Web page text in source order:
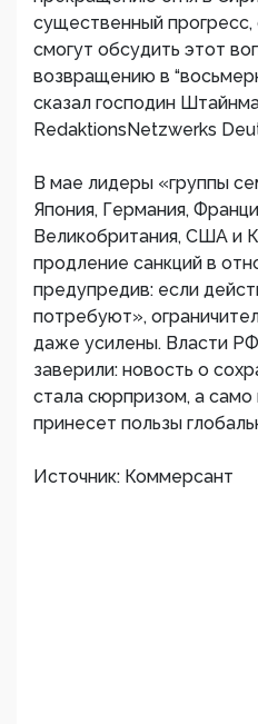
существенный прогресс,
смогут обсудить этот
возвращению в
сказал господин
RedaktionsNetzwerks
В мае лидеры «группы
Япония, Германия,
Великобритания, США и
продление санкций в
предупредив: если
потребуют»,
даже усилены. Власти
заверили: новость о
стала сюрпризом, а само
принесет пользы
Источник: Коммерсант